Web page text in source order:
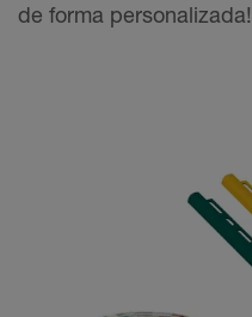
de forma personalizada!